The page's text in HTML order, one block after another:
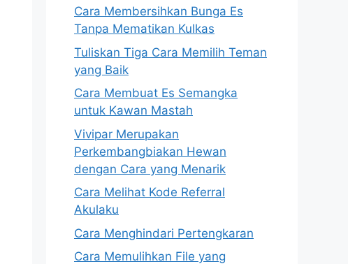
Cara Membersihkan Bunga Es
Tanpa Mematikan Kulkas
Tuliskan Tiga Cara Memilih Teman
yang Baik
Cara Membuat Es Semangka
untuk Kawan Mastah
Vivipar Merupakan
Perkembangbiakan Hewan
dengan Cara yang Menarik
Cara Melihat Kode Referral
Akulaku
Cara Menghindari Pertengkaran
Cara Memulihkan File yang